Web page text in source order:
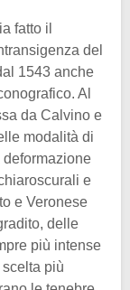
fatto il
del
1543 anche
Al
da Calvino e
modalità di
e
e Veronese
delle
più intense
più